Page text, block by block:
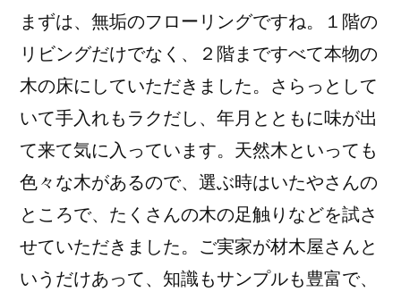
まずは、無垢のフローリングですね。１階の
リビングだけでなく、２階まですべて本物の
木の床にしていただきました。さらっとして
いて手入れもラクだし、年月とともに味が出
て来て気に入っています。天然木といっても
色々な木があるので、選ぶ時はいたやさんの
ところで、たくさんの木の足触りなどを試さ
せていただきました。ご実家が材木屋さんと
いうだけあって、知識もサンプルも豊富で、